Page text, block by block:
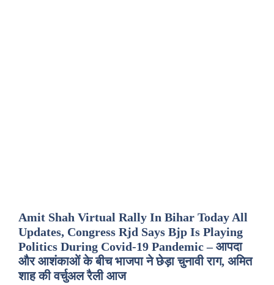
Amit Shah Virtual Rally In Bihar Today All
Updates, Congress Rjd Says Bjp Is Playing
Politics During Covid-19 Pandemic – आपदा
और आशंकाओं के बीच भाजपा ने छेड़ा चुनावी राग, अमित
शाह की वर्चुअल रैली आज